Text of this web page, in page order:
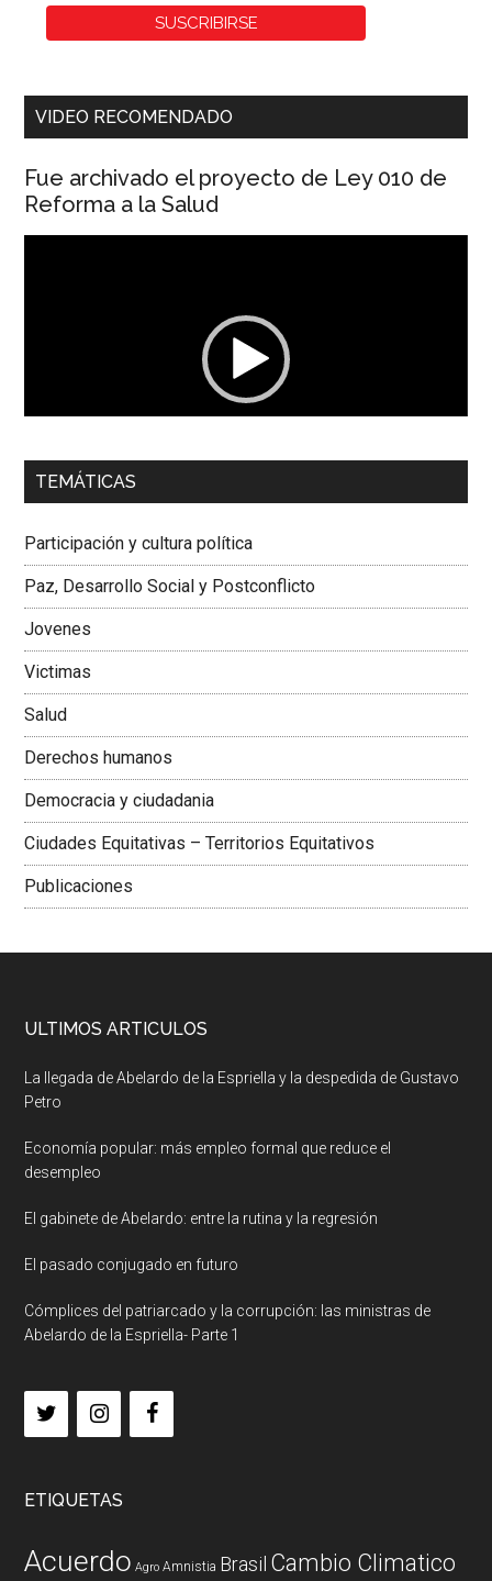
VIDEO RECOMENDADO
Fue archivado el proyecto de Ley 010 de
Reforma a la Salud
00:00 01:04
Dra. Carolina Corcho Mejía,Presidenta Corporación
Colombiana
TEMÁTICAS
Participación y cultura política
Paz, Desarrollo Social y Postconflicto
Jovenes
Victimas
Salud
Derechos humanos
Democracia y ciudadania
Ciudades Equitativas – Territorios Equitativos
Publicaciones
ULTIMOS ARTICULOS
La llegada de Abelardo de la Espriella y la despedida de Gustavo
Petro
Economía popular: más empleo formal que reduce el
desempleo
El gabinete de Abelardo: entre la rutina y la regresión
El pasado conjugado en futuro
Cómplices del patriarcado y la corrupción: las ministras de
Abelardo de la Espriella- Parte 1
ETIQUETAS
Acuerdo Agro Amnistia Brasil Cambio Climatico